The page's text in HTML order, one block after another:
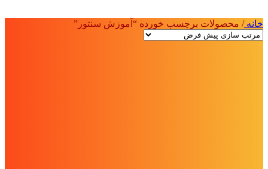
خانه/ محصولات برچسب خورده “آموزش سنتور”